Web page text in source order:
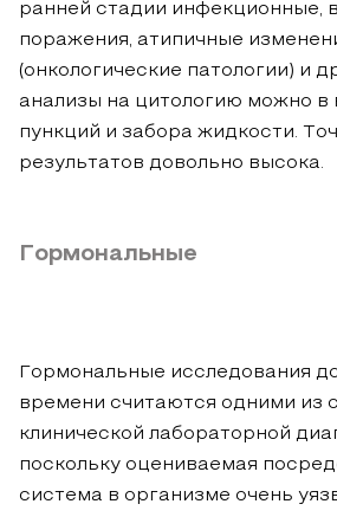
ранней стадии инфекционные,
поражения, атипичные
(онкологические патологии) и
анализы на цитологию можно в
пункций и забора жидкости.
результатов довольно высока.
Гормональные
Гормональные исследования
времени считаются одними из
клинической лабораторной
поскольку оцениваемая
система в организме очень